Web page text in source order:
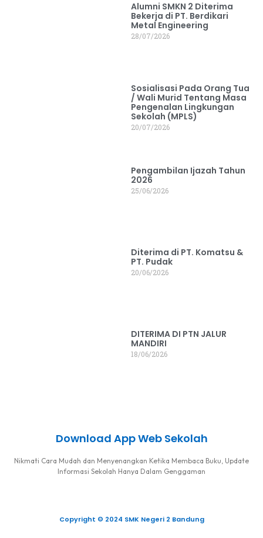
Alumni SMKN 2 Diterima
Bekerja di PT. Berdikari
Metal Engineering
28/07/2026
Sosialisasi Pada Orang Tua
/ Wali Murid Tentang Masa
Pengenalan Lingkungan
Sekolah (MPLS)
20/07/2026
Pengambilan Ijazah Tahun
2026
25/06/2026
Diterima di PT. Komatsu &
PT. Pudak
20/06/2026
DITERIMA DI PTN JALUR
MANDIRI
18/06/2026
Download App Web Sekolah
Nikmati Cara Mudah dan Menyenangkan Ketika Membaca Buku, Update
Informasi Sekolah Hanya Dalam Genggaman
Copyright © 2024 SMK Negeri 2 Bandung